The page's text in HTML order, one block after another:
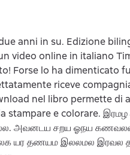
anni in su. Edizione
video online in italiano
Forse lo ha dimenticato
riceve
nel libro permette di
stampare e colorare.
அவனடய சறய ஓநய
யர தணயம இலலமல இரவல